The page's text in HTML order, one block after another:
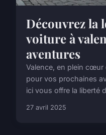
Découvrez la
voiture à
aventures
Valence, en plein cœur
pour vos prochaines
ici vous offre la liberté
27 avril 2025